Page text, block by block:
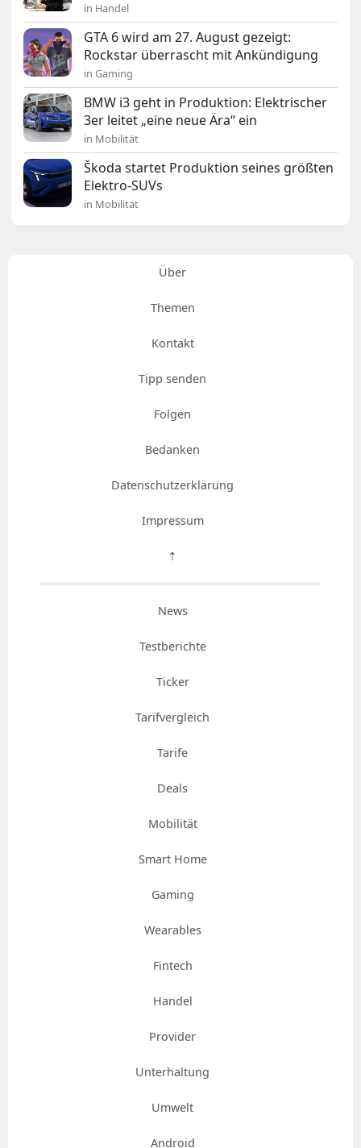
in Handel
GTA 6 wird am 27. August gezeigt:
Rockstar überrascht mit Ankündigung
in Gaming
BMW i3 geht in Produktion: Elektrischer
3er leitet „eine neue Ära“ ein
in Mobilität
Škoda startet Produktion seines größten
Elektro-SUVs
in Mobilität
Über
Themen
Kontakt
Tipp senden
Folgen
Bedanken
Datenschutzerklärung
Impressum
⇡
News
Testberichte
Ticker
Tarifvergleich
Tarife
Deals
Mobilität
Smart Home
Gaming
Wearables
Fintech
Handel
Provider
Unterhaltung
Umwelt
Android